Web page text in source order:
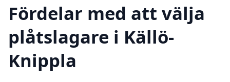
Fördelar med att välja
plåtslagare i Källö-
Knippla